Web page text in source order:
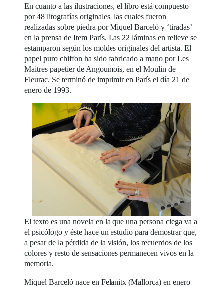
En cuanto a las ilustraciones, el libro está compuesto
por 48 litografías originales, las cuales fueron
realizadas sobre piedra por Miquel Barceló y ‘tiradas’
en la prensa de Item París. Las 22 láminas en relieve se
estamparon según los moldes originales del artista. El
papel puro chiffon ha sido fabricado a mano por Les
Maitres papetier de Angoumois, en el Moulin de
Fleurac. Se terminó de imprimir en París el día 21 de
enero de 1993.
El texto es una novela en la que una persona ciega va a
el psicólogo y éste hace un estudio para demostrar que,
a pesar de la pérdida de la visión, los recuerdos de los
colores y resto de sensaciones permanecen vivos en la
memoria.
Miquel Barceló nace en Felanitx (Mallorca) en enero